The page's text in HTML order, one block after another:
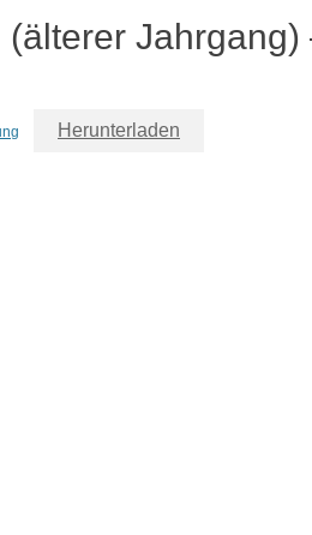
(älterer Jahrgang)
Herunterladen